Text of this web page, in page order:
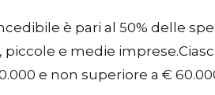
è pari al 50% delle
piccole e medie
e non superiore a €